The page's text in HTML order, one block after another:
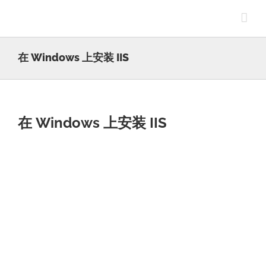
在 Windows 上安装 IIS
在 Windows 上安装 IIS